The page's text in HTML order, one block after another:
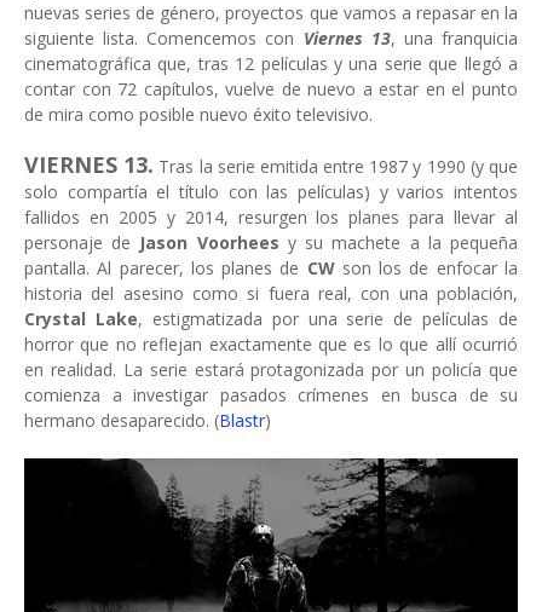
nuevas series de género, proyectos que vamos a repasar en la
siguiente lista. Comencemos con Viernes 13, una franquicia
cinematográfica que, tras 12 películas y una serie que llegó a
contar con 72 capítulos, vuelve de nuevo a estar en el punto
de mira como posible nuevo éxito televisivo.
VIERNES 13. Tras la serie emitida entre 1987 y 1990 (y que
solo compartía el título con las películas) y varios intentos
fallidos en 2005 y 2014, resurgen los planes para llevar al
personaje de Jason Voorhees y su machete a la pequeña
pantalla. Al parecer, los planes de CW son los de enfocar la
historia del asesino como si fuera real, con una población,
Crystal Lake, estigmatizada por una serie de películas de
horror que no reflejan exactamente que es lo que allí ocurrió
en realidad. La serie estará protagonizada por un policía que
comienza a investigar pasados crímenes en busca de su
hermano desaparecido. (Blastr)